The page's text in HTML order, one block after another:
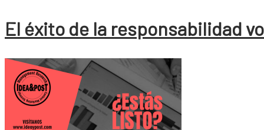
El éxito de la responsabilidad